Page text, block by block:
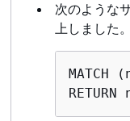
次のような
上しました
RETURN